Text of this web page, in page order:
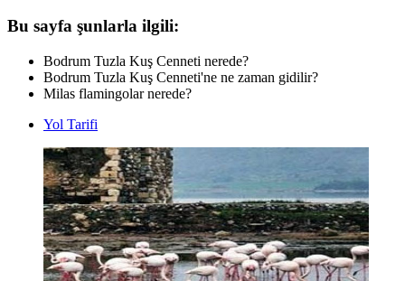
Bu sayfa şunlarla ilgili:
Bodrum Tuzla Kuş Cenneti nerede?
Bodrum Tuzla Kuş Cenneti'ne ne zaman gidilir?
Milas flamingolar nerede?
Yol Tarifi